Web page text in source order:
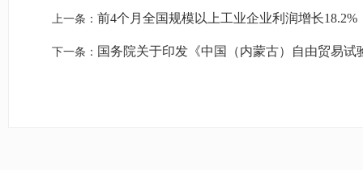
上一条： 前4个月全国规模以上工业企业利润增长18.2%
下一条： 国务院关于印发《中国（内蒙古）自由贸易试